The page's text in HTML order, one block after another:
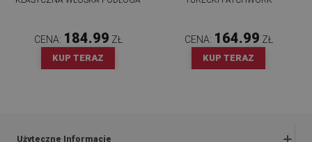
CENA: 184.99 ZŁ
KUP TERAZ
CENA: 164.99 ZŁ
KUP TERAZ
Użyteczne Informacje